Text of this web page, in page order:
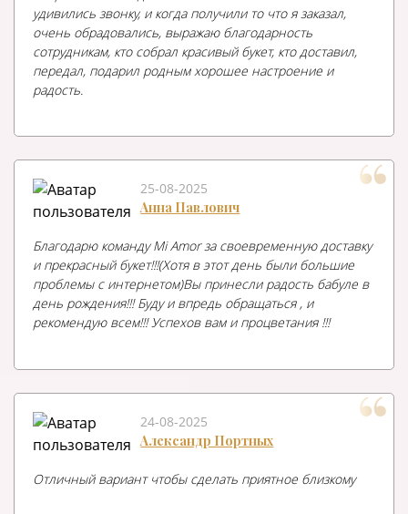
удивились звонку, и когда получили то что я заказал,
очень обрадовались, выражаю благодарность
сотрудникам, кто собрал красивый букет, кто доставил,
передал, подарил родным хорошее настроение и
радость.
25-08-2025
Анна Павлович
Благодарю команду Mi Amor за своевременную доставку
и прекрасный букет!!!(Хотя в этот день были большие
проблемы с интернетом)Вы принесли радость бабуле в
день рождения!!! Буду и впредь обращаться , и
рекомендую всем!!! Успехов вам и процветания !!!
24-08-2025
Александр Портных
Отличный вариант чтобы сделать приятное близкому